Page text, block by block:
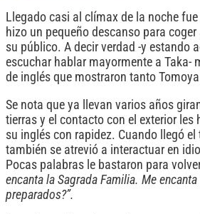
Llegado casi al clímax de la noche
hizo un pequeño descanso para
su público. A decir verdad -y estando
escuchar hablar mayormente a Taka-
de inglés que mostraron tanto
Se nota que ya llevan varios años
tierras y el contacto con el exterior les
su inglés con rapidez. Cuando llegó el
también se atrevió a interactuar en
Pocas palabras le bastaron para
encanta la Sagrada Familia. Me
preparados?”.